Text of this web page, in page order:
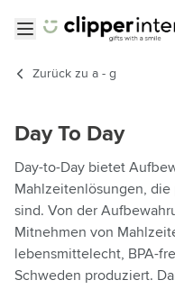
Zurück zu a - g
Day To Day
Day-to-Day bietet
Mahlzeitenlösungen, die
sind. Von der
Mitnehmen von
lebensmittelecht, BPA-
Schweden produziert.